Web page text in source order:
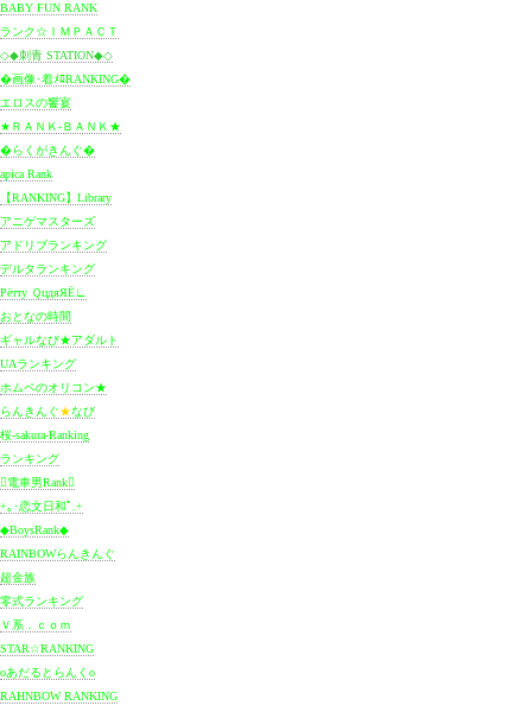
BABY FUN RANK
ランク☆ＩＭＰＡＣＴ
◇◆刺青 STATION◆◇
�画像･着ﾒﾛRANKING�
エロスの饗宴
★ＲＡＮＫ-ＢＡＮＫ★
�らくがきんぐ�
apica Rank
【RANKING】Library
アニゲマスターズ
アドリブランキング
デルタランキング
Рётту ＱцдяЯЁ∟
おとなの時間
ギャルなび★アダルト
UAランキング
ホムペのオリコン★
らんきんぐ★なび
桜-sakura-Ranking
ランキング
電車男Rank
+｡･恋文日和ﾟ.+
◆BoysRank◆
RAINBOWらんきんぐ
超金族
零式ランキング
Ｖ系．ｃｏｍ
STAR☆RANKING
oあだるとらんくo
RAHNBOW RANKING